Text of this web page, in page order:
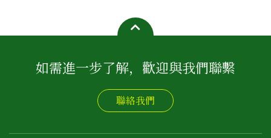
如需進一步了解，歡迎與我們聯繫
聯絡我們